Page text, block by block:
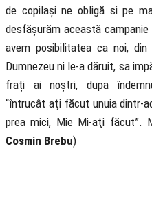
de copilași ne obligă si pe
desfășurăm această
avem posibilitatea ca noi,
Dumnezeu ni le-a dăruit, sa
frați ai noștri, dupa
“întrucât aţi făcut unuia dintr-
prea mici, Mie Mi-aţi făcut”.
Cosmin Brebu)